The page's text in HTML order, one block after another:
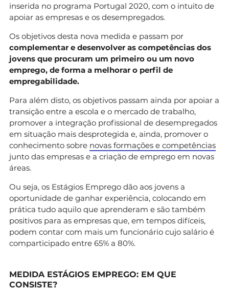
inserida no programa Portugal 2020, com o intuito de
apoiar as empresas e os desempregados.
Os objetivos desta nova medida e passam por
complementar e desenvolver as competências dos
jovens que procuram um primeiro ou um novo
emprego, de forma a melhorar o perfil de
empregabilidade.
Para além disto, os objetivos passam ainda por apoiar a
transição entre a escola e o mercado de trabalho,
promover a integração profissional de desempregados
em situação mais desprotegida e, ainda, promover o
conhecimento sobre novas formações e competências
junto das empresas e a criação de emprego em novas
áreas.
Ou seja, os Estágios Emprego dão aos jovens a
oportunidade de ganhar experiência, colocando em
prática tudo aquilo que aprenderam e são também
positivos para as empresas que, em tempos difíceis,
podem contar com mais um funcionário cujo salário é
comparticipado entre 65% a 80%.
MEDIDA ESTÁGIOS EMPREGO: EM QUE
CONSISTE?